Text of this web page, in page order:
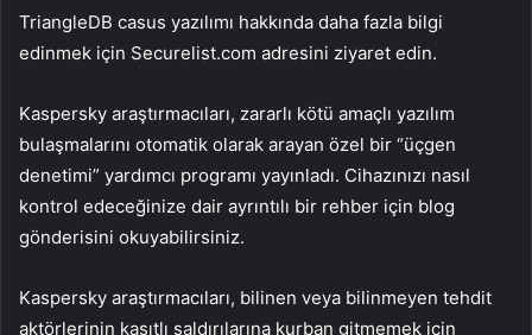
TriangleDB casus yazılımı hakkında daha fazla bilgi
edinmek için Securelist.com adresini ziyaret edin.
Kaspersky araştırmacıları, zararlı kötü amaçlı yazılım
bulaşmalarını otomatik olarak arayan özel bir “üçgen
denetimi” yardımcı programı yayınladı. Cihazınızı nasıl
kontrol edeceğinize dair ayrıntılı bir rehber için blog
gönderisini okuyabilirsiniz.
Kaspersky araştırmacıları, bilinen veya bilinmeyen tehdit
aktörlerinin kasıtlı saldırılarına kurban gitmemek için